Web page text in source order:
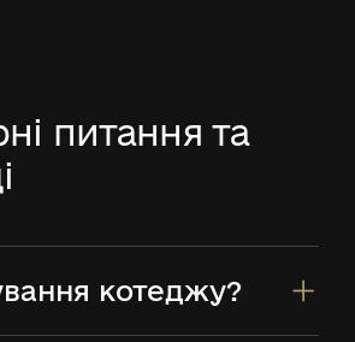
питання та
котеджу?